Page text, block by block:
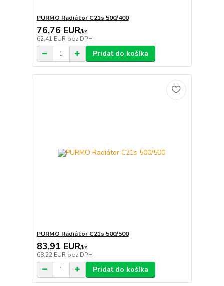
PURMO Radiátor C21s 500/400
76,76 EUR/ks
62,41 EUR bez DPH
Pridať do košíka
PURMO Radiátor C21s 500/500
83,91 EUR/ks
68,22 EUR bez DPH
Pridať do košíka